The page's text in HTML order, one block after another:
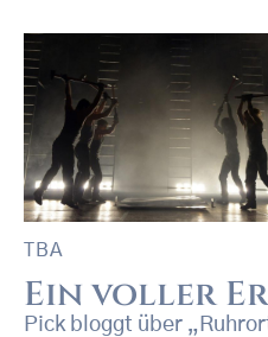
TBA
Ein voller
Pick bloggt über